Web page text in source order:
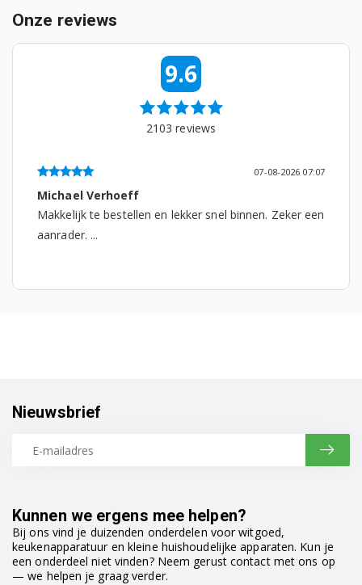
Onze reviews
9.6
2103 reviews
07-08-2026 07:07
Michael Verhoeff
Makkelijk te bestellen en lekker snel binnen. Zeker een
aanrader. ...
Kunnen we ergens mee helpen?
Bij ons vind je duizenden onderdelen voor witgoed,
keukenapparatuur en kleine huishoudelijke apparaten. Kun je
een onderdeel niet vinden? Neem gerust contact met ons op
— we helpen je graag verder.
Nieuwsbrief